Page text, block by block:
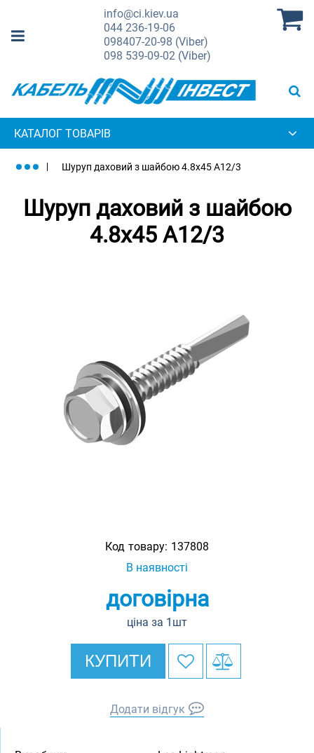
info@ci.kiev.ua
044236-19-06
098407-20-98 (Viber)
098 539-09-02 (Viber)
КАТАЛОГ ТОВАРІВ
Шуруп даховий з шайбою 4.8х45 A12/3
Шуруп даховий з шайбою
4.8х45 A12/3
Код товару: 137808
В наявності
договірна
ціна за 1шт
КУПИТИ
Додати відгук